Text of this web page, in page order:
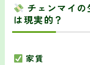
チェンマイ
は現実的？
家賃